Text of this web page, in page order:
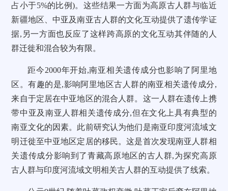
占小于5%的比例)。这些结果一方面为高原古人群与临近
新疆地区、中亚及南亚古人群的文化互动提供了遗传学证
据,另一方面也反应了这样跨高原的文化互动其伴随的人
群迁徙和混合较为有限。
距今2000年开始,南亚相关遗传成分也影响了阿里地
区。有趣的是,影响阿里地区古人群的南亚相关遗传成分,
来自于定居在中亚地区的混合人群。这一人群在遗传上携
带中亚及南亚人群相关遗传成分,但在文化上具有典型的
南亚文化的因素。此前研究认为他们是南亚印度河流域文
明迁徙至中亚地区定居的移民。这是首次发现南亚人群相
关遗传成分影响到了青藏高原地区的古人群,为探究高原
古人群与印度河流域文明相关古人群的互动提供了线索。